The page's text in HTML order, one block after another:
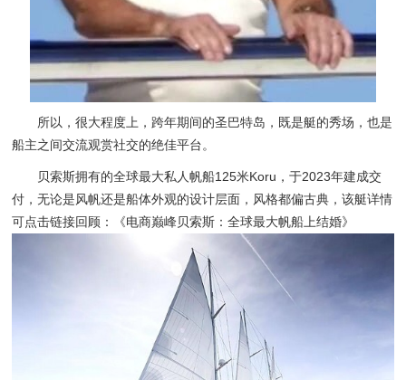
所以，很大程度上，跨年期间的圣巴特岛，既是艇的秀场，也是
船主之间交流观赏社交的绝佳平台。
贝索斯拥有的全球最大私人帆船125米Koru，于2023年建成交
付，无论是风帆还是船体外观的设计层面，风格都偏古典，该艇详情
可点击链接回顾：
《电商巅峰贝索斯：全球最大帆船上结婚》